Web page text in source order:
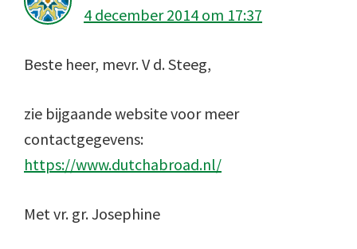
4 december 2014 om 17:37
Beste heer, mevr. V d. Steeg,
zie bijgaande website voor meer
contactgegevens:
https://www.dutchabroad.nl/
Met vr. gr. Josephine